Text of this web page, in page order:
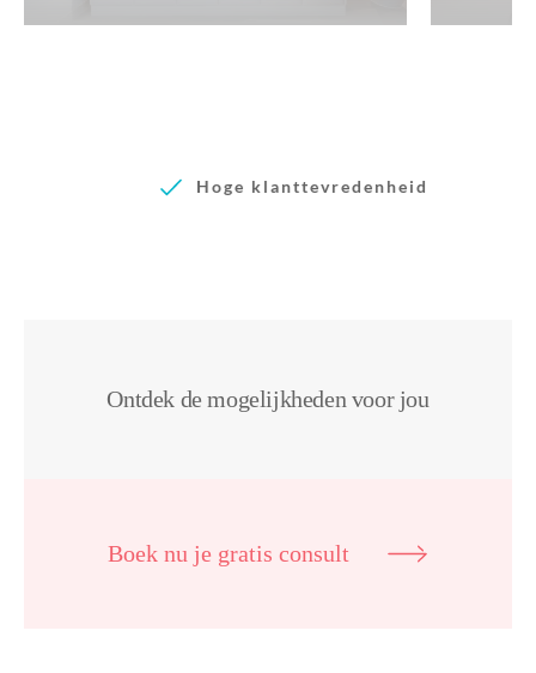
Hoge klanttevredenheid
Ontdek de mogelijkheden voor jou
Boek nu je gratis consult